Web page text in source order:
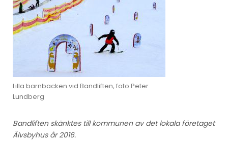
Lilla barnbacken vid Bandliften, foto Peter
Lundberg
Bandliften skänktes till kommunen av det lokala företaget
Älvsbyhus år 2016.